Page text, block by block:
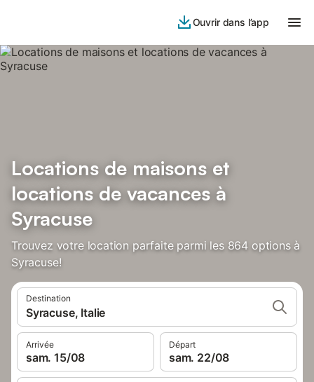
Ouvrir dans l’app
Locations de maisons et
locations de vacances à
Syracuse
Trouvez votre location parfaite parmi les 864 options à
Syracuse!
Destination
Syracuse, Italie
Arrivée
sam. 15/08
Départ
sam. 22/08